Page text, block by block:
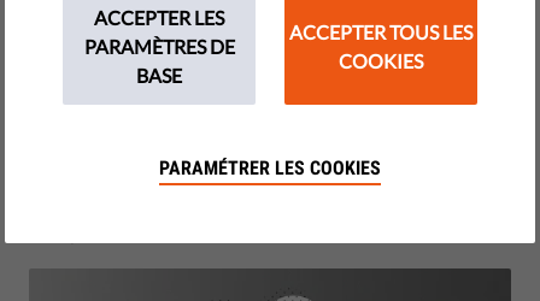
Les journalistes et défenseurs des droits méritent d'être
mieux protégés contre la "guerre juridique" menées par les
ACCEPTER LES
PARAMÈTRES DE
BASE
ACCEPTER TOUS LES
COOKIES
PARAMÉTRER LES COOKIES